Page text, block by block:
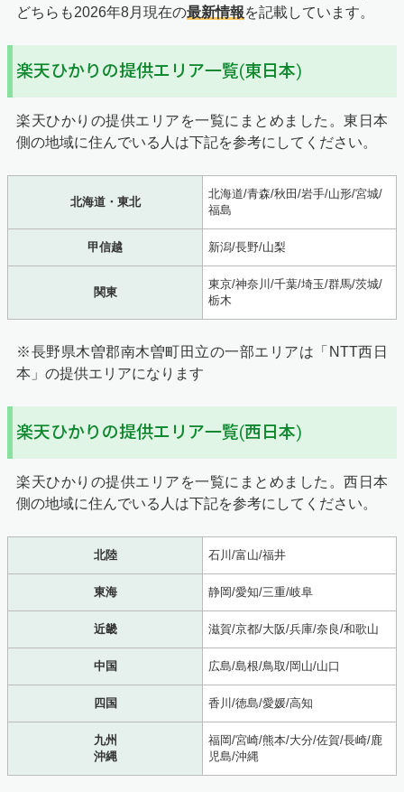
どちらも2026年8月 現在の最新情報を記載しています。
楽天ひかりの提供エリア一覧(東日本)
楽天ひかりの提供エリアを一覧にまとめました。東日本
側の地域に住んでいる人は下記を参考にしてください。
北海道・東北
北海道/青森/秋田/岩手/山形/宮城/
福島
甲信越 新潟/長野/山梨
関東
東京/神奈川/千葉/埼玉/群馬/茨城/
栃木
※長野県木曽郡南木曽町田立の一部エリアは「NTT西日
本」の提供エリアになります
楽天ひかりの提供エリア一覧(西日本)
楽天ひかりの提供エリアを一覧にまとめました。西日本
側の地域に住んでいる人は下記を参考にしてください。
北陸 石川/富山/福井
東海 静岡/愛知/三重/岐阜
近畿 滋賀/京都/大阪/兵庫/奈良/和歌山
中国 広島/島根/鳥取/岡山/山口
四国 香川/徳島/愛媛/高知
九州
沖縄
福岡/宮崎/熊本/大分/佐賀/長崎/鹿
児島/沖縄